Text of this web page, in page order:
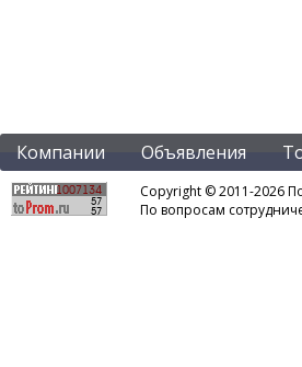
Компании Объявления
Copyright © 2011-2026
По вопросам